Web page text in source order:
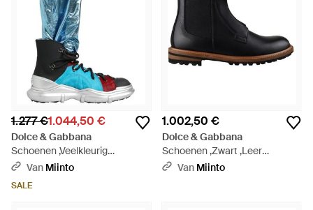
1.277 €1.044,50 €
Dolce & Gabbana
Schoenen ,Veelkleurig
,Overknee Sokken Laarzen -
Van Miinto
SALE
1.002,50 €
Dolce & Gabbana
Schoenen ,Zwart ,Leer
Siracusa Chelsea Boots - Zwart
Van Miinto